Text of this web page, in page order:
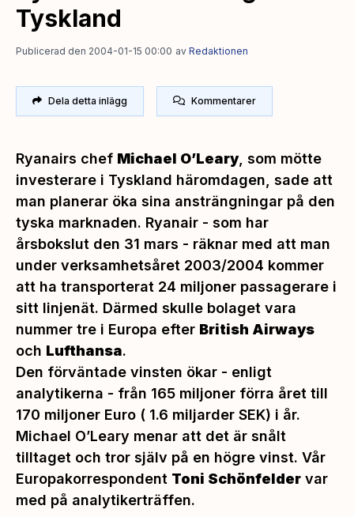
Tyskland
Publicerad den 2004-01-15 00:00 av Redaktionen
Dela detta inlägg Kommentarer
Ryanairs chef Michael O’Leary, som mötte
investerare i Tyskland häromdagen, sade att
man planerar öka sina ansträngningar på den
tyska marknaden. Ryanair - som har
årsbokslut den 31 mars - räknar med att man
under verksamhetsåret 2003/2004 kommer
att ha transporterat 24 miljoner passagerare i
sitt linjenät. Därmed skulle bolaget vara
nummer tre i Europa efter British Airways
och Lufthansa.
Den förväntade vinsten ökar - enligt
analytikerna - från 165 miljoner förra året till
170 miljoner Euro ( 1.6 miljarder SEK) i år.
Michael O’Leary menar att det är snålt
tilltaget och tror själv på en högre vinst. Vår
Europakorrespondent Toni Schönfelder var
med på analytikerträffen.